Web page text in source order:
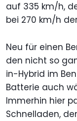
auf 335 km/h,
bei 270 km/h
Neu für einen
den nicht so
in-Hybrid im
Batterie auch
Immerhin hier
Schnelladen,